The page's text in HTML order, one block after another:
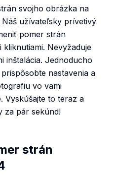
svojho obrázka na
užívateľsky prívetivý
pomer strán
Nevyžaduje
inštalácia. Jednoducho
nastavenia a
vo vami
Vyskúšajte to teraz a
za pár sekúnd!
strán